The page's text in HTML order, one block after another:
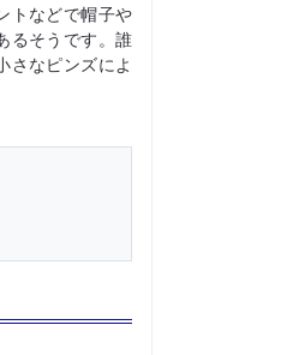
トなどで帽子や
るそうです。誰
さなピンズによ